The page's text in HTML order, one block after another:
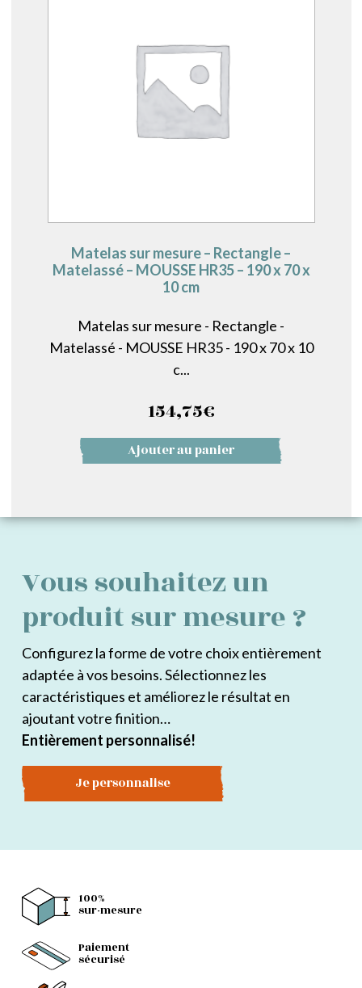
Matelas sur mesure – Rectangle –
Matelassé – MOUSSE HR35 – 190 x 70 x
10 cm
Matelas sur mesure - Rectangle -
Matelassé - MOUSSE HR35 - 190 x 70 x 10
c...
154,75€
Ajouter au panier
Vous souhaitez un
produit sur mesure ?
Configurez la forme de votre choix entièrement
adaptée à vos besoins. Sélectionnez les
caractéristiques et améliorez le résultat en
ajoutant votre finition…
Entièrement personnalisé!
Je personnalise
100%
sur-mesure
Paiement
sécurisé